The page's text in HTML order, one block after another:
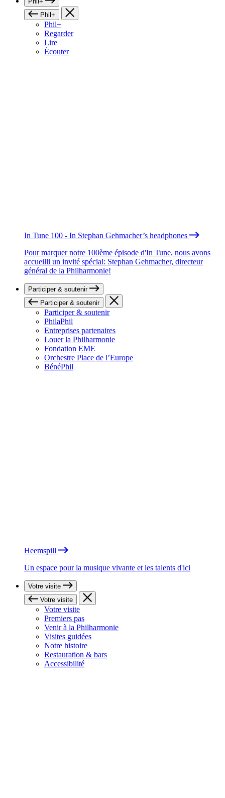
Phil+
Phil+
Regarder
Lire
Écouter
In Tune 100 - In Stephan Gehmacher’s headphones
Pour marquer notre 100ème épisode d'In Tune, nous avons
accueilli un invité spécial: Stephan Gehmacher, directeur
général de la Philharmonie!
Participer & soutenir
Participer & soutenir
Participer & soutenir
PhilaPhil
Entreprises partenaires
Louer la Philharmonie
Fondation EME
Orchestre Place de l’Europe
BénéPhil
Heemspill
Un espace pour la musique vivante et les talents d'ici
Votre visite
Votre visite
Votre visite
Premiers pas
Venir à la Philharmonie
Visites guidées
Notre histoire
Restauration & bars
Accessibilité